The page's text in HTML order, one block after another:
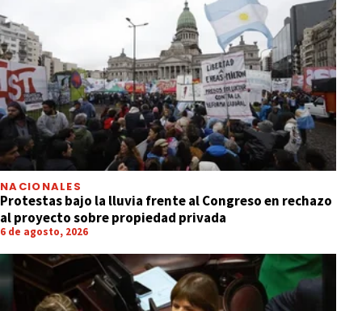
NACIONALES
Protestas bajo la lluvia frente al Congreso en rechazo
al proyecto sobre propiedad privada
6 de agosto, 2026